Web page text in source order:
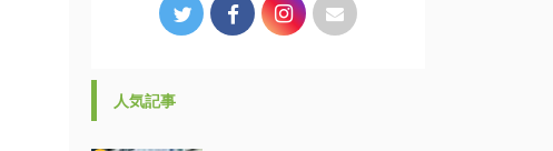
人気記事